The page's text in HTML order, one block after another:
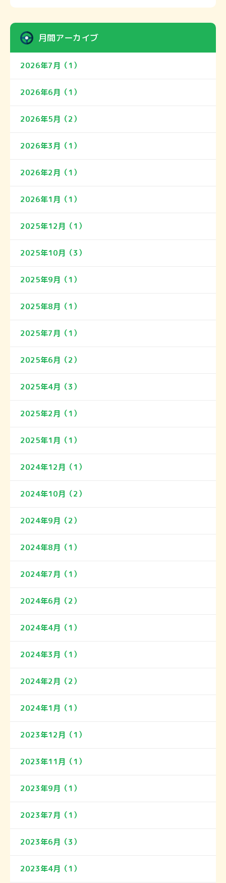
月間アーカイブ
2026年7月（1）
2026年6月（1）
2026年5月（2）
2026年3月（1）
2026年2月（1）
2026年1月（1）
2025年12月（1）
2025年10月（3）
2025年9月（1）
2025年8月（1）
2025年7月（1）
2025年6月（2）
2025年4月（3）
2025年2月（1）
2025年1月（1）
2024年12月（1）
2024年10月（2）
2024年9月（2）
2024年8月（1）
2024年7月（1）
2024年6月（2）
2024年4月（1）
2024年3月（1）
2024年2月（2）
2024年1月（1）
2023年12月（1）
2023年11月（1）
2023年9月（1）
2023年7月（1）
2023年6月（3）
2023年4月（1）